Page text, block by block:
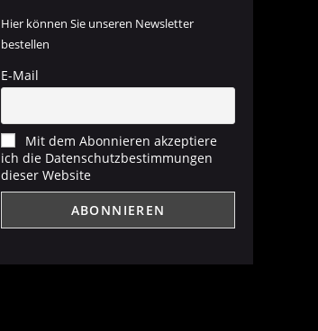
Hier können Sie unseren Newsletter
bestellen
E-Mail
Mit dem Abonnieren akzeptiere
ich die Datenschutzbestimmungen
dieser Website